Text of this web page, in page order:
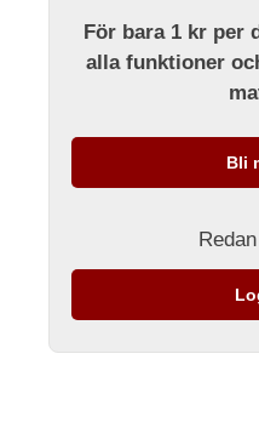
För bara 1 kr per
alla funktioner
Bli